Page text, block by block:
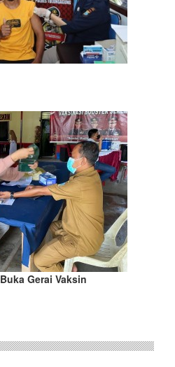
Gerai Vaksin